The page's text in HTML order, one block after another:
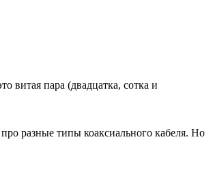
пара (двадцатка, сотка и
разные типы коаксиального кабеля. Но